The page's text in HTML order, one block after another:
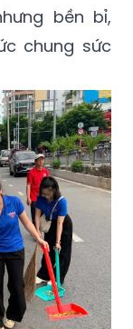
bền bỉ,
chung sức